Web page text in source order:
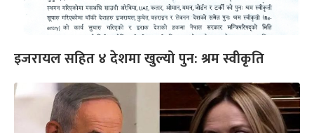
इजरायल सहित ४ देशमा खुल्यो पुन: श्रम स्वीकृति